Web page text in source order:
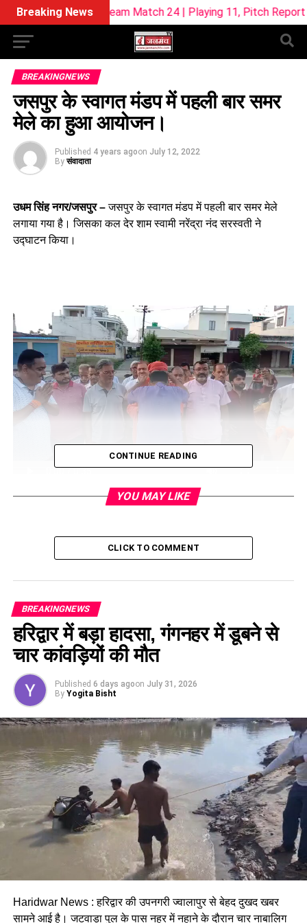
Breaking News
Team Match 24 | Playing 11, Pitch Report & Fantasy Tips
BREAKINGNEWS
जसपुर के स्वागत मंडप में पहली बार समर
मेले का हुआ आयोजन।
Published 4 years agoon July 12, 2022
By संवादाता
उधम सिंह नगर/जसपुर –जसपुर के स्वागत मंडप में पहली बार समर मेले
लगाया गया है। जिसका कल देर शाम स्वामी नरेंद्रा नंद सरस्वती ने
उद्घाटन किया।
वही मेला प्रबंधक संजीव सिंह ने बताया कि जसपुर में पहली बार समर मेले
का आयोजन किया गया है।
CONTINUE READING
YOU MAY LIKE
CLICK TO COMMENT
BREAKINGNEWS
हरिद्वार में बड़ा हादसा, गंगनहर में डूबने से
चार कांवड़ियों की मौत
Published 6 days agoon July 31, 2026
By Yogita Bisht
Haridwar News : हरिद्वार की उपनगरी ज्वालापुर से बेहद दुखद खबर
सामने आई है। जटवाड़ा पुल के पास नहर में नहाने के दौरान चार नाबालिग